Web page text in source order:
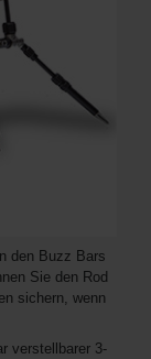
den Buzz Bars
Sie den Rod
sichern, wenn
verstellbarer 3-